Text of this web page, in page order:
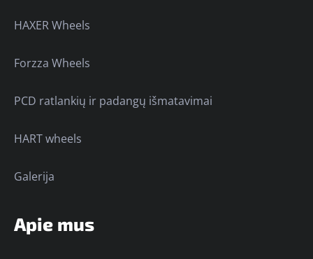
HAXER Wheels
Forzza Wheels
PCD ratlankių ir padangų išmatavimai
HART wheels
Galerija
Apie mus